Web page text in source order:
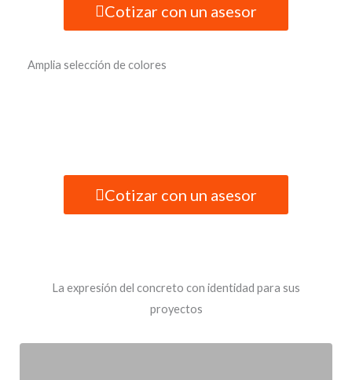
Cotizar con un asesor
Amplia selección de colores
Cotizar con un asesor
La expresión del concreto con identidad para sus
proyectos